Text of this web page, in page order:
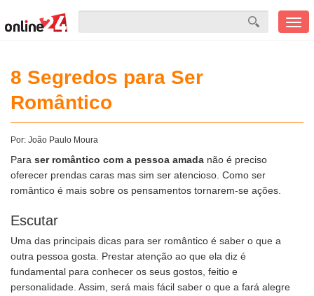
8 Segredos para Ser
Romântico
Por: João Paulo Moura
Para ser romântico com a pessoa amada não é preciso
oferecer prendas caras mas sim ser atencioso. Como ser
romântico é mais sobre os pensamentos tornarem-se ações.
Escutar
Uma das principais dicas para ser romântico é saber o que a
outra pessoa gosta. Prestar atenção ao que ela diz é
fundamental para conhecer os seus gostos, feitio e
personalidade. Assim, será mais fácil saber o que a fará alegre